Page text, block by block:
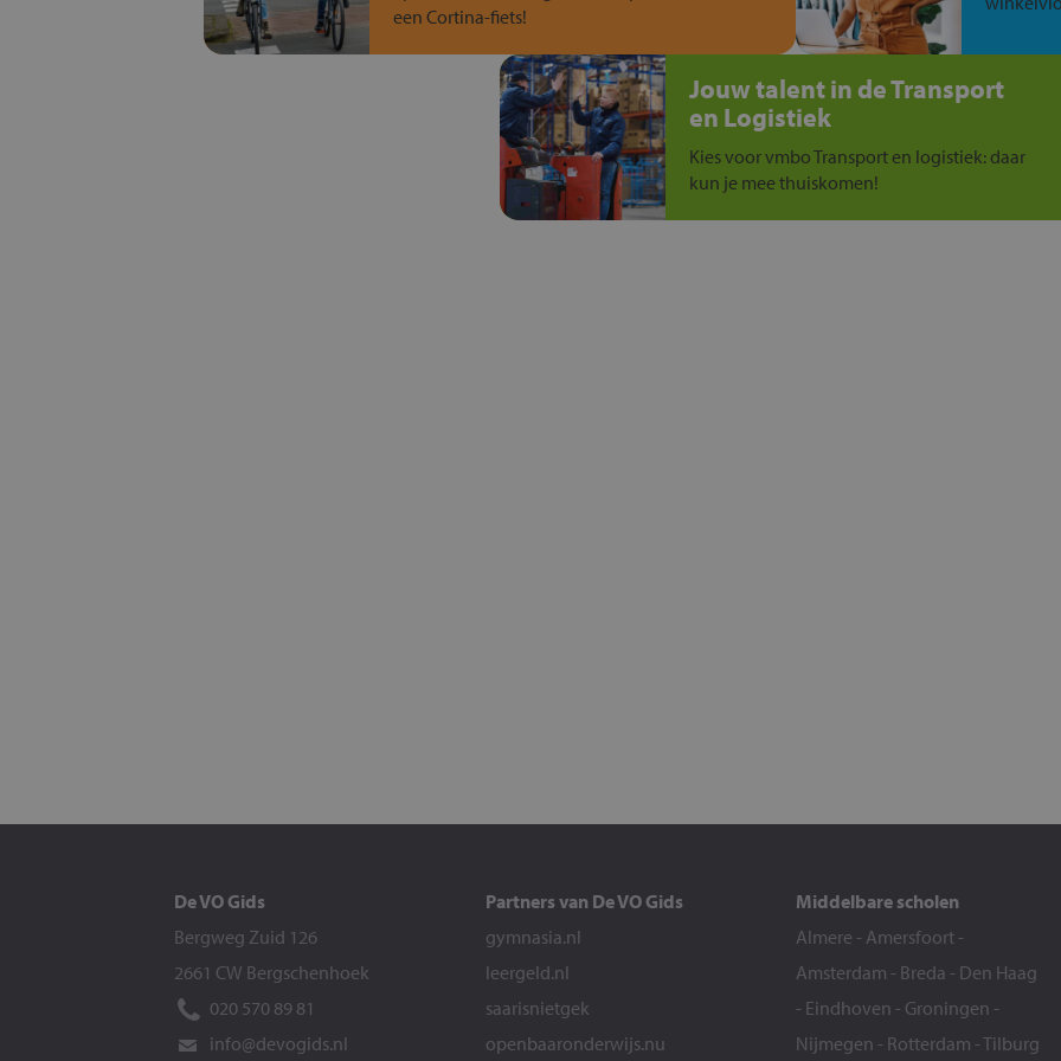
een Cortina-fiets!
Jouw talent in de Transport
en Logistiek
Kies voor vmbo Transport en logistiek: daar
kun je mee thuiskomen!
De VO Gids
Bergweg Zuid 126
2661 CW Bergschenhoek
020 570 89 81
info@devogids.nl
Partners van De VO Gids
gymnasia.nl
leergeld.nl
saarisnietgek
openbaaronderwijs.nu
Middelbare scholen
Almere - Amersfoort -
Amsterdam - Breda - Den Haag
- Eindhoven - Groningen -
Nijmegen - Rotterdam -Tilburg